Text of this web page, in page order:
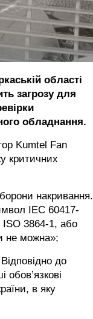
області
загрозу для
обладнання.
Kumtel Fan
критичних
накривання.
IEC 60417-
ISO 3864-1, або
не можна»;
до
обов’язкові
в яку